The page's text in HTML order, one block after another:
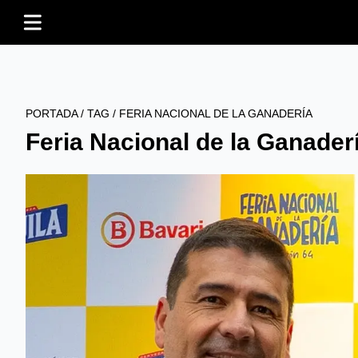
PORTADA/ TAG / FERIA NACIONAL DE LA GANADERÍA
Feria Nacional de la